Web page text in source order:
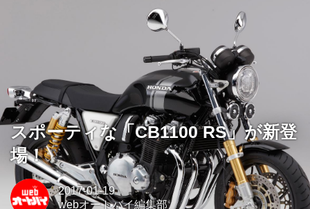
スポーティな「CB1100 RS」が新登
場！
2017-01-19
webオートバイ編集部